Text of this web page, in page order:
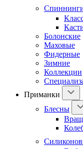
Болонские
Маховые
Фидерные
Зимние
Коллекции
Приманки
Блесны